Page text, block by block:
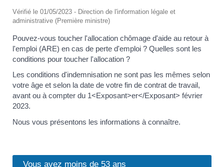
Vérifié le 01/05/2023 - Direction de l'information légale et
administrative (Première ministre)
Pouvez-vous toucher l'allocation chômage d'aide au retour à
l'emploi (ARE) en cas de perte d'emploi ? Quelles sont les
conditions pour toucher l'allocation ?
Les conditions d'indemnisation ne sont pas les mêmes selon
votre âge et selon la date de votre fin de contrat de travail,
avant ou à compter du 1<Exposant>er</Exposant> février
2023.
Nous vous présentons les informations à connaître.
Vous avez moins de 53 ans